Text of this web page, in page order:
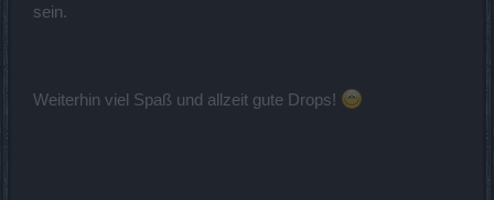
sein.
Weiterhin viel Spaß und allzeit gute Drops!